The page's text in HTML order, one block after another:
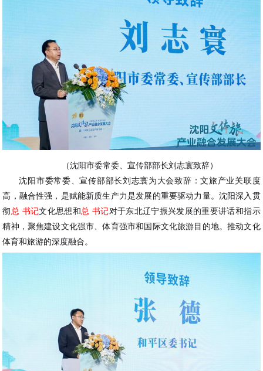
（沈阳市委常委、宣传部部长刘志寰致辞）
沈阳市委常委、宣传部部长刘志寰为大会致辞：文旅产业关联度
高，融合性强，是赋能新质生产力是发展的重要驱动力量。沈阳深入贯
彻 总 书记文化思想和 总 书记对于东北辽宁振兴发展的重要讲话和指示
精神，聚焦建设文化强市、体育强市和国际文化旅游目的地。推动文化
体育和旅游的深度融合。